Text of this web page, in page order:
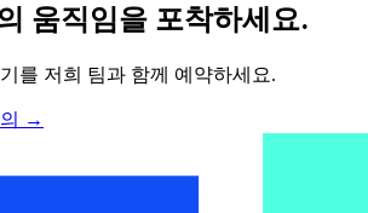
움직임을 포착하세요.
를 저희 팀과 함께 예약하세요.
→